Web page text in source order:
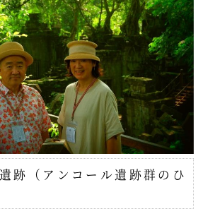
跡（アンコール遺跡群のひ